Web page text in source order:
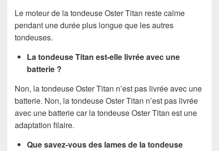
Le moteur de la tondeuse Oster Titan reste calme
pendant une durée plus longue que les autres
tondeuses.
La tondeuse Titan est-elle livrée avec une
batterie ?
Non, la tondeuse Oster Titan n’est pas livrée avec une
batterie. Non, la tondeuse Oster Titan n’est pas livrée
avec une batterie car la tondeuse Oster Titan est une
adaptation filaire.
Que savez-vous des lames de la tondeuse